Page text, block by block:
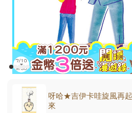
呀哈★吉伊卡哇旋風再
來